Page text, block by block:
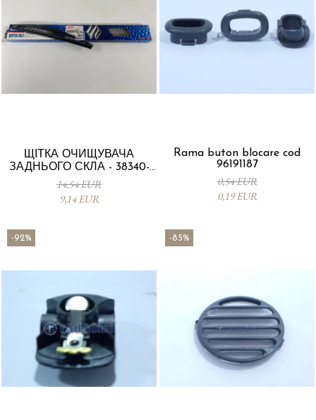
ЩІТКА ОЧИЩУВАЧА
ЗАДНЬОГО СКЛА - 38340-
63J00-000
14,54 EUR
9,14 EUR
Rama buton blocare cod
96191187
0,54 EUR
0,19 EUR
-92% -85%